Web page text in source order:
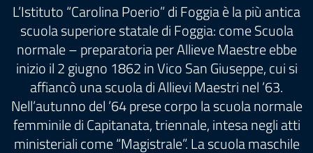
L’Istituto “Carolina Poerio” di Foggia è la più antica
scuola superiore statale di Foggia: come Scuola
normale – preparatoria per Allieve Maestre ebbe
inizio il 2 giugno 1862 in Vico San Giuseppe, cui si
affiancò una scuola di Allievi Maestri nel ’63.
Nell’autunno del ’64 prese corpo la scuola normale
femminile di Capitanata, triennale, intesa negli atti
ministeriali come “Magistrale”. La scuola maschile